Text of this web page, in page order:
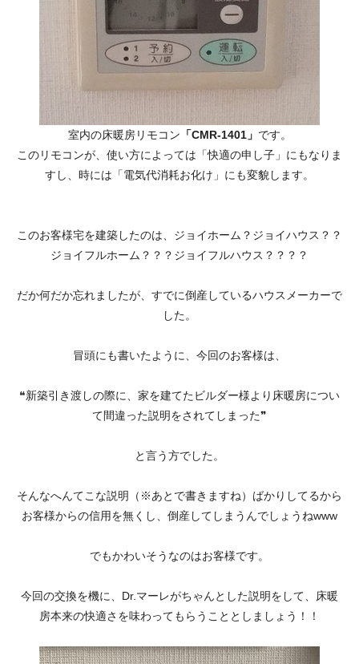
室内の床暖房リモコン 「CMR-1401」 です。
このリモコンが、使い方によっては「快適の申し子」にもなりま
すし、時には「電気代消耗お化け」にも変貌します。
このお客様宅を建築したのは、ジョイホーム？ジョイハウス？？
ジョイフルホーム？？？ジョイフルハウス？？？？
だか何だか忘れましたが、すでに倒産しているハウスメーカーで
した。
冒頭にも書いたように、今回のお客様は、
❝新築引き渡しの際に、家を建てたビルダー様より床暖房につい
て間違った説明をされてしまった❞
と言う方でした。
そんなへんてこな説明（※あとで書きますね）ばかりしてるから
お客様からの信用を無くし、倒産してしまうんでしょうねwww
でもかわいそうなのはお客様です。
今回の交換を機に、Dr.マーレがちゃんとした説明をして、床暖
房本来の快適さを味わってもらうこととしましょう！！